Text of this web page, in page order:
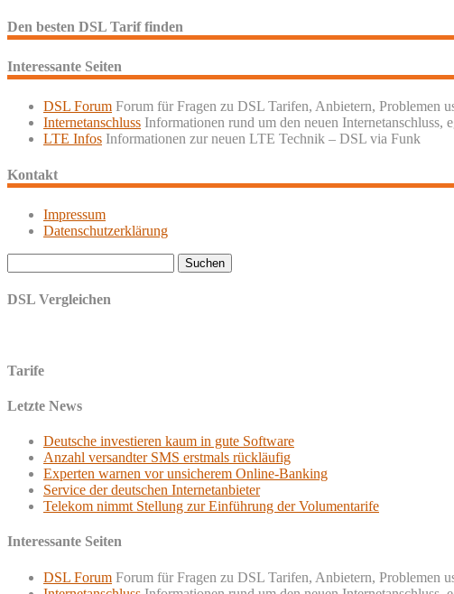
Den besten DSL Tarif finden
Interessante Seiten
DSL Forum Forum für Fragen zu DSL Tarifen, Anbietern, Problemen
Internetanschluss Informationen rund um den neuen Internetanschluss,
LTE Infos Informationen zur neuen LTE Technik – DSL via Funk
Kontakt
Impressum
Datenschutzerklärung
nach:
DSL Vergleichen
Tarife
Letzte News
Deutsche investieren kaum in gute Software
Anzahl versandter SMS erstmals rückläufig
Experten warnen vor unsicherem Online-Banking
Service der deutschen Internetanbieter
Telekom nimmt Stellung zur Einführung der Volumentarife
Interessante Seiten
DSL Forum Forum für Fragen zu DSL Tarifen, Anbietern, Problemen